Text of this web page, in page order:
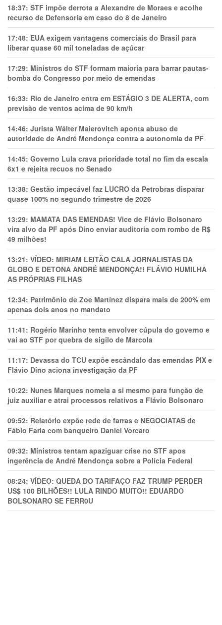
18:37: STF impõe derrota a Alexandre de Moraes e acolhe
recurso de Defensoria em caso do 8 de Janeiro
17:48: EUA exigem vantagens comerciais do Brasil para
liberar quase 60 mil toneladas de açúcar
17:29: Ministros do STF formam maioria para barrar pautas-
bomba do Congresso por meio de emendas
16:33: Rio de Janeiro entra em ESTÁGIO 3 DE ALERTA, com
previsão de ventos acima de 90 km/h
14:46: Jurista Wálter Maierovitch aponta abuso de
autoridade de André Mendonça contra a autonomia da PF
14:45: Governo Lula crava prioridade total no fim da escala
6x1 e rejeita recuos no Senado
13:38: Gestão impecável faz LUCRO da Petrobras disparar
quase 100% no segundo trimestre de 2026
13:29: MAMATA DAS EMENDAS! Vice de Flávio Bolsonaro
vira alvo da PF após Dino enviar auditoria com rombo de R$
49 milhões!
13:21: VÍDEO: MIRIAM LEITÃO CALA JORNALISTAS DA
GLOBO E DETONA ANDRÉ MENDONÇA!! FLÁVIO HUMILHA
AS PRÓPRIAS FILHAS
12:34: Patrimônio de Zoe Martínez dispara mais de 200% em
apenas dois anos no mandato
11:41: Rogério Marinho tenta envolver cúpula do governo e
vai ao STF por quebra de sigilo de Marcola
11:17: Devassa do TCU expõe escândalo das emendas PIX e
Flávio Dino aciona investigação da PF
10:22: Nunes Marques nomeia a si mesmo para função de
juiz auxiliar e atrai processos relativos a Flávio Bolsonaro
09:52: Relatório expõe rede de farras e NEGOCIATAS de
Fábio Faria com banqueiro Daniel Vorcaro
09:32: Ministros tentam apaziguar crise no STF apos
ingerência de André Mendonça sobre a Polícia Federal
08:24: VÍDEO: QUEDA DO TARIFAÇO FAZ TRUMP PERDER
US$ 100 BILHÕES!! LULA RINDO MUITO!! EDUARDO
BOLSONARO SE FERR0U